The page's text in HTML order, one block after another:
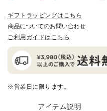
ギフトラッピングはこちら
商品についてのお問い合わせ
ご利用ガイドはこちら
※営業日に限ります。
アイテム説明